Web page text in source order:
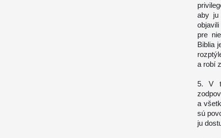
aby ju
pre
Biblia
a robí
5. V
a
sú
ju